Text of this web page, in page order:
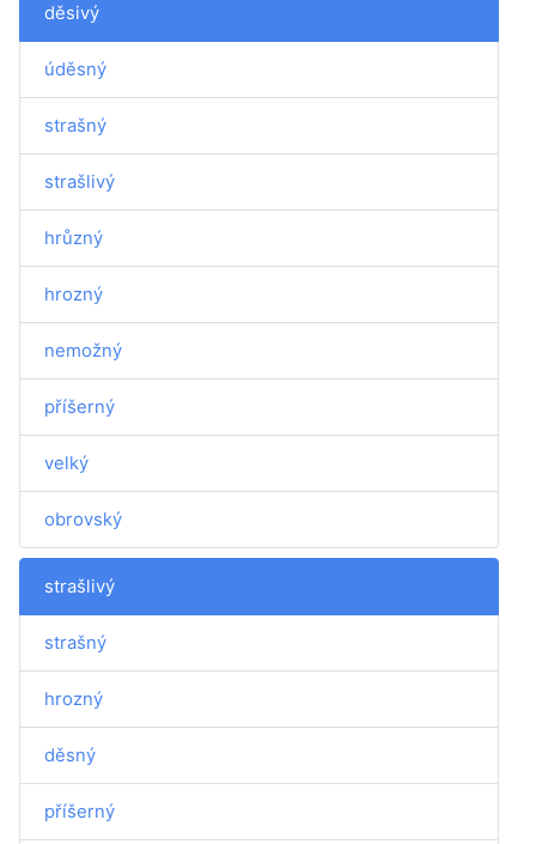
děsivý
úděsný
strašný
strašlivý
hrůzný
hrozný
nemožný
příšerný
velký
obrovský
strašlivý
strašný
hrozný
děsný
příšerný